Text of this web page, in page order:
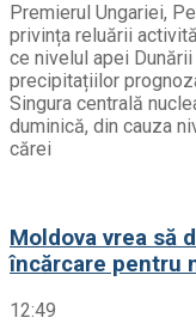
Premierul Ungariei,
privința reluării
ce nivelul apei
precipitațiilor
Singura centrală
duminică, din cauza
cărei
Moldova vrea să
încărcare pentru
12:49